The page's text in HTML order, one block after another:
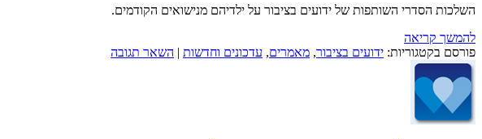
השלכות הסדרי השותפות של ידועים בציבור על ילדיהם מנישואים הקודמים.
להמשך קריאה
פורסם בקטגוריות: ידועים בציבור, מאמרים, עדכונים וחדשות | השאר תגובה